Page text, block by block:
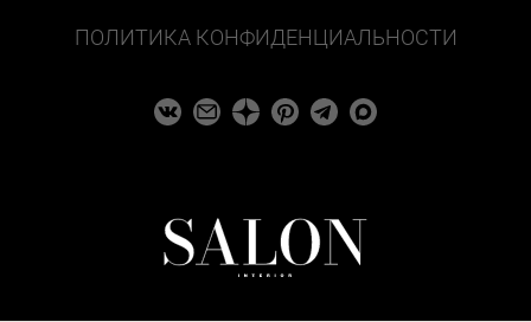
ПОЛИТИКА КОНФИДЕНЦИАЛЬНОСТИ